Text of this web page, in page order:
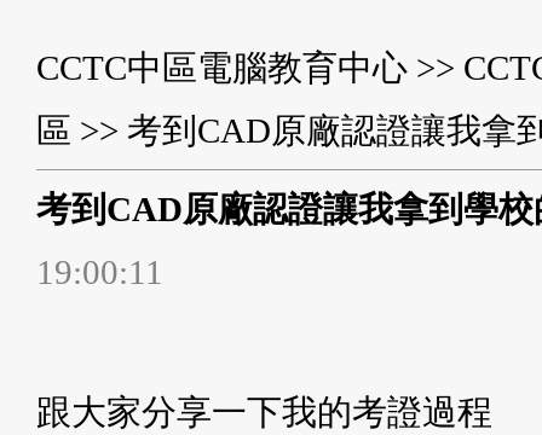
CCTC中區電腦教育中心 >>
區 >> 考到CAD原廠認證讓我拿
考到CAD原廠認證讓我拿到學
19:00:11
跟大家分享一下我的考證過程